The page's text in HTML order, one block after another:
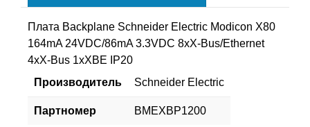
Плата Backplane Schneider Electric Modicon X80
164mA 24VDC/86mA 3.3VDC 8xX-Bus/Ethernet
4xX-Bus 1xXBE IP20
Производитель
Schneider Electric
Партномер BMEXBP1200